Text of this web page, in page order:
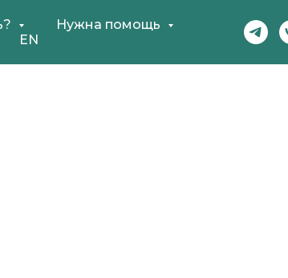
Нужна помощь
EN